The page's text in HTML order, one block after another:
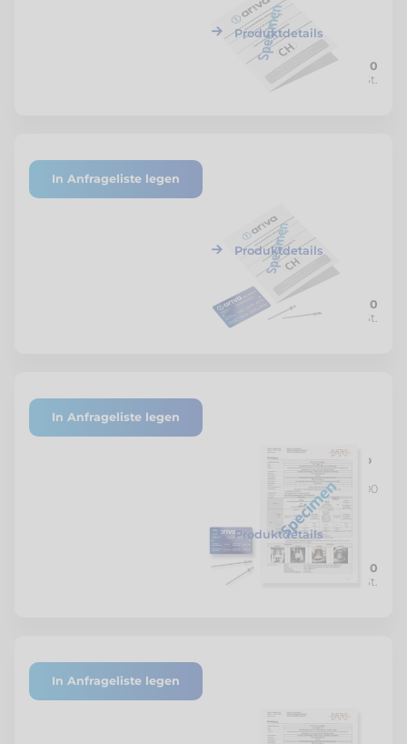
Eignungserklärung
Duplikat (Ariva)
Produktdetails
CHF 50.00
Netto zzgl. MwSt.
Eignungserklärung und
Typenschild
Produktdetails
CHF 200.00
Netto zzgl. MwSt.
In Anfrageliste legen
DTC Gutachten Fiat Ducato
Gesamtgewicht neu bis 4'800
kg mit Vollluftfederung
Produktdetails
CHF 1'250.00
Netto zzgl. MwSt.
In Anfrageliste legen
DTC Gutachten Peugeot,
Fiat und Citroën
In Anfrageliste legen